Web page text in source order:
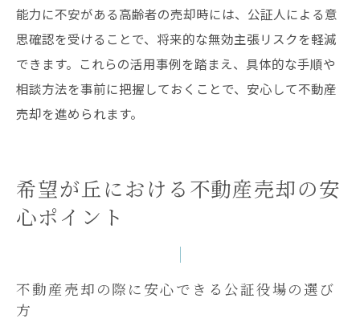
能力に不安がある高齢者の売却時には、公証人による意
思確認を受けることで、将来的な無効主張リスクを軽減
できます。これらの活用事例を踏まえ、具体的な手順や
相談方法を事前に把握しておくことで、安心して不動産
売却を進められます。
希望が丘における不動産売却の安
心ポイント
不動産売却の際に安心できる公証役場の選び
方